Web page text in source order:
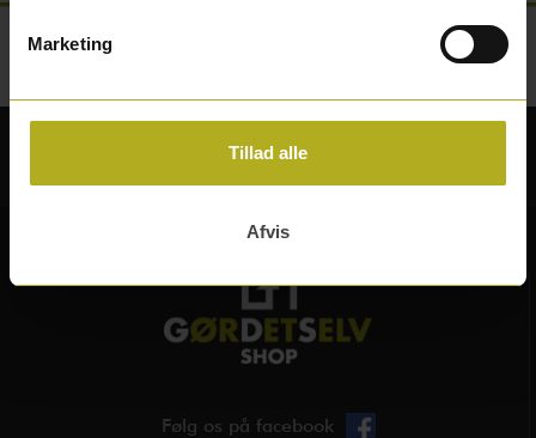
Marketing
Tillad alle
Afvis
Følg os på facebook